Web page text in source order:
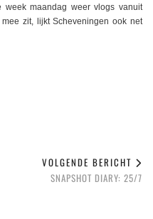
week maandag weer vlogs vanuit
zit, lijkt Scheveningen ook net
VOLGENDE BERICHT
SNAPSHOT DIARY: 25/7